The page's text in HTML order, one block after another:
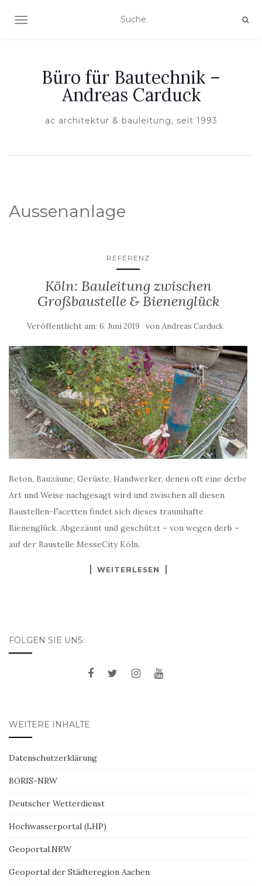
NAVIGATION EIN-/AUSSCHALTEN
Büro für Bautechnik –
Andreas Carduck
ac architektur & bauleitung, seit 1993
Aussenanlage
REFERENZ
Köln: Bauleitung zwischen
Großbaustelle & Bienenglück
Veröffentlicht am: 6. Juni 2019 von Andreas Carduck
Beton, Bauzäune, Gerüste, Handwerker, denen oft eine derbe
Art und Weise nachgesagt wird und zwischen all diesen
Baustellen-Facetten findet sich dieses traumhafte
Bienenglück. Abgezäunt und geschützt – von wegen derb –
auf der Baustelle MesseCity Köln.
WEITERLESEN
FOLGEN SIE UNS:
WEITERE INHALTE
Datenschutzerklärung
BORIS-NRW
Deutscher Wetterdienst
Hochwasserportal (LHP)
Geoportal.NRW
Geoportal der Städteregion Aachen